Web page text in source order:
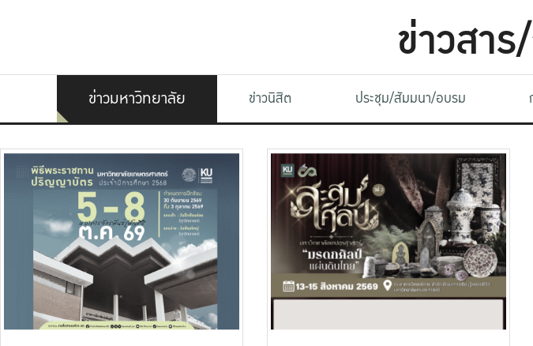
ข่าวสา
ข่าวมหาวิทยาลัย ข่าวนิสิต ประชุม/สัมมนา/อบรม